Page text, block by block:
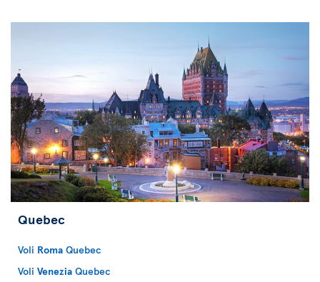
Quebec
Voli Roma Quebec
Voli Venezia Quebec